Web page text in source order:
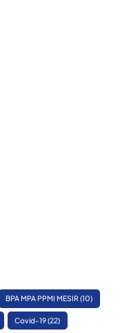
BPA MPA PPMI MESIR(10)
Covid-19(22)